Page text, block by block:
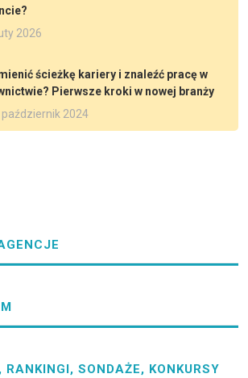
2026
ścieżkę kariery i znaleźć pracę w
Pierwsze kroki w nowej branży
październik 2024
RANKINGI, SONDAŻE, KONKURSY